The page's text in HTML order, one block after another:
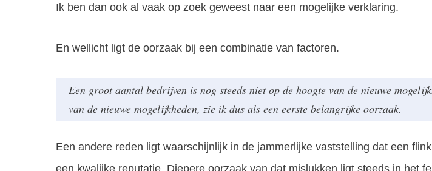
Ik ben dan ook al vaak op zoek geweest naar een mogelijke verklaring.
En wellicht ligt de oorzaak bij een combinatie van factoren.
Een groot aantal bedrijven is nog steeds niet op de hoogte van de nieuwe
van de nieuwe mogelijkheden, zie ik dus als een eerste belangrijke oorzaak.
Een andere reden ligt waarschijnlijk in de jammerlijke vaststelling dat een
een kwalijke reputatie. Diepere oorzaak van dat mislukken ligt steeds in het